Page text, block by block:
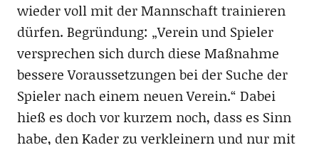
wieder voll mit der Mannschaft trainieren
dürfen. Begründung: „Verein und Spieler
versprechen sich durch diese Maßnahme
bessere Voraussetzungen bei der Suche der
Spieler nach einem neuen Verein.“ Dabei
hieß es doch vor kurzem noch, dass es Sinn
habe, den Kader zu verkleinern und nur mit